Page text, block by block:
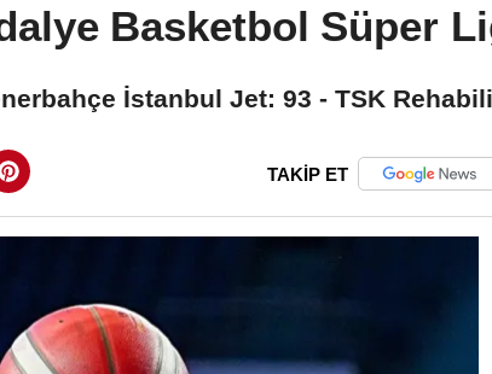
Basketbol Süper
İstanbul Jet: 93 - TSK
TAKİP ET